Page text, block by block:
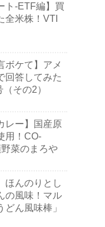
ト-ETF編】買
全米株！VTI
ボケて】アメ
回答してみた
その2）
レー】国産原
用！CO-
菜のまろや
ほんのりとし
の風味！マル
どん風味棒」